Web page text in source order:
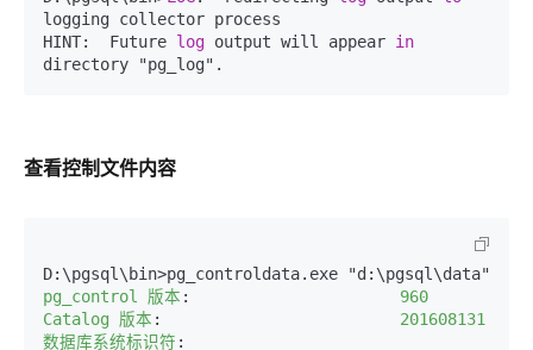
logging collector process
HINT:  Future log output will appear in
查看控制文件内容
pg_control 版本 :
                     960
Catalog 版本 :
数据库系统标识符 :